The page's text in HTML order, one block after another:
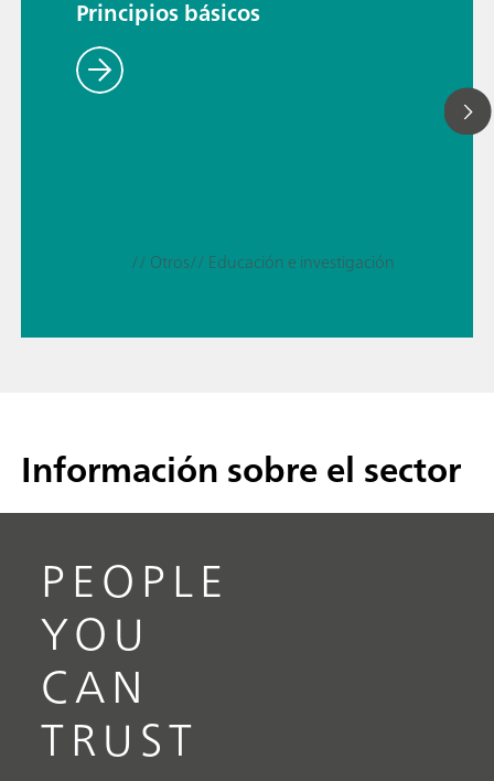
Principios básicos
// Otros// Educación e investigación
Información sobre el sector
PEOPLE
YOU
CAN
TRUST